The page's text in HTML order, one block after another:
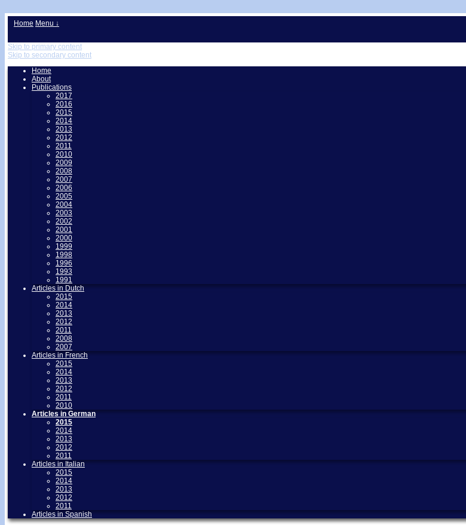
Home Menu ↓
Skip to primary content
Skip to secondary content
Home
About
Publications
2017
2016
2015
2014
2013
2012
2011
2010
2009
2008
2007
2006
2005
2004
2003
2002
2001
2000
1999
1998
1996
1993
1991
Articles in Dutch
2015
2014
2013
2012
2011
2008
2007
Articles in French
2015
2014
2013
2012
2011
2010
Articles in German
2015
2014
2013
2012
2011
Articles in Italian
2015
2014
2013
2012
2011
Articles in Spanish